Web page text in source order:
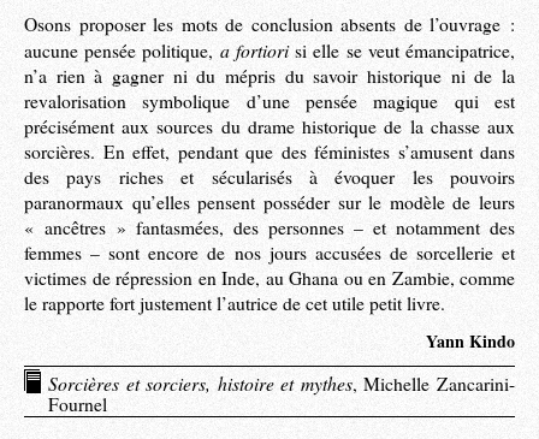
Osons proposer les mots de conclusion absents de l’ouvrage :
aucune pensée politique, a fortiorisi elle se veut émancipatrice,
n’a rien à gagner ni du mépris du savoir historique ni de la
revalorisation symbolique d’une pensée magique qui est
précisément aux sources du drame historique de la chasse aux
sorcières. En effet, pendant que des féministes s’amusent dans
des pays riches et sécularisés à évoquer les pouvoirs
paranormaux qu’elles pensent posséder sur le modèle de leurs
« ancêtres » fantasmées, des personnes – et notamment des
femmes – sont encore de nos jours accusées de sorcellerie et
victimes de répression en Inde, au Ghana ou en Zambie, comme
le rapporte fort justement l’autrice de cet utile petit livre.
Yann Kindo
Sorcières et sorciers, histoire et mythes, Michelle Zancarini-
Fournel